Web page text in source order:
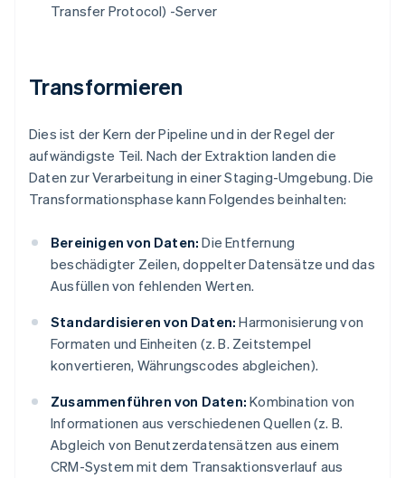
Transfer Protocol) -Server
Transformieren
Dies ist der Kern der Pipeline und in der Regel der
aufwändigste Teil. Nach der Extraktion landen die
Daten zur Verarbeitung in einer Staging-Umgebung. Die
Transformationsphase kann Folgendes beinhalten:
Bereinigen von Daten: Die Entfernung
beschädigter Zeilen, doppelter Datensätze und das
Ausfüllen von fehlenden Werten.
Standardisieren von Daten: Harmonisierung von
Formaten und Einheiten (z. B. Zeitstempel
konvertieren, Währungscodes abgleichen).
Zusammenführen von Daten: Kombination von
Informationen aus verschiedenen Quellen (z. B.
Abgleich von Benutzerdatensätzen aus einem
CRM-System mit dem Transaktionsverlauf aus